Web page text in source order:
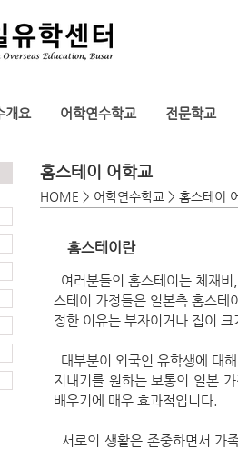
개요 어학연수학교 전문학교
홈스테이 어학교
HOME > 어학연수학교 > 홈스테이
홈스테이란
여러분들의 홈스테이는 체재
스테이 가정들은 일본측 홈스테
정한 이유는 부자이거나 집이
대부분이 외국인 유학생에 대
지내기를 원하는 보통의 일본
배우기에 매우 효과적입니다.
서로의 생활은 존중하면서 가